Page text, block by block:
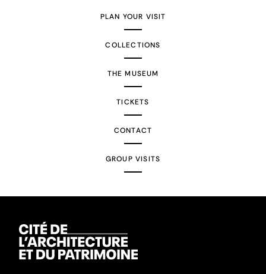
PLAN YOUR VISIT
COLLECTIONS
THE MUSEUM
TICKETS
CONTACT
GROUP VISITS